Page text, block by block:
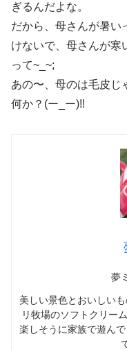
ぎるんだよな。
だから、母さんが暑い
けないで、母さんが寒
って~_~;
あの〜、母のは毛皮じ
何か？(ー_ー)!!
夢
美しい景色とおいしい
リ牧場のソフトクリー
楽しそうに家族で遊ん